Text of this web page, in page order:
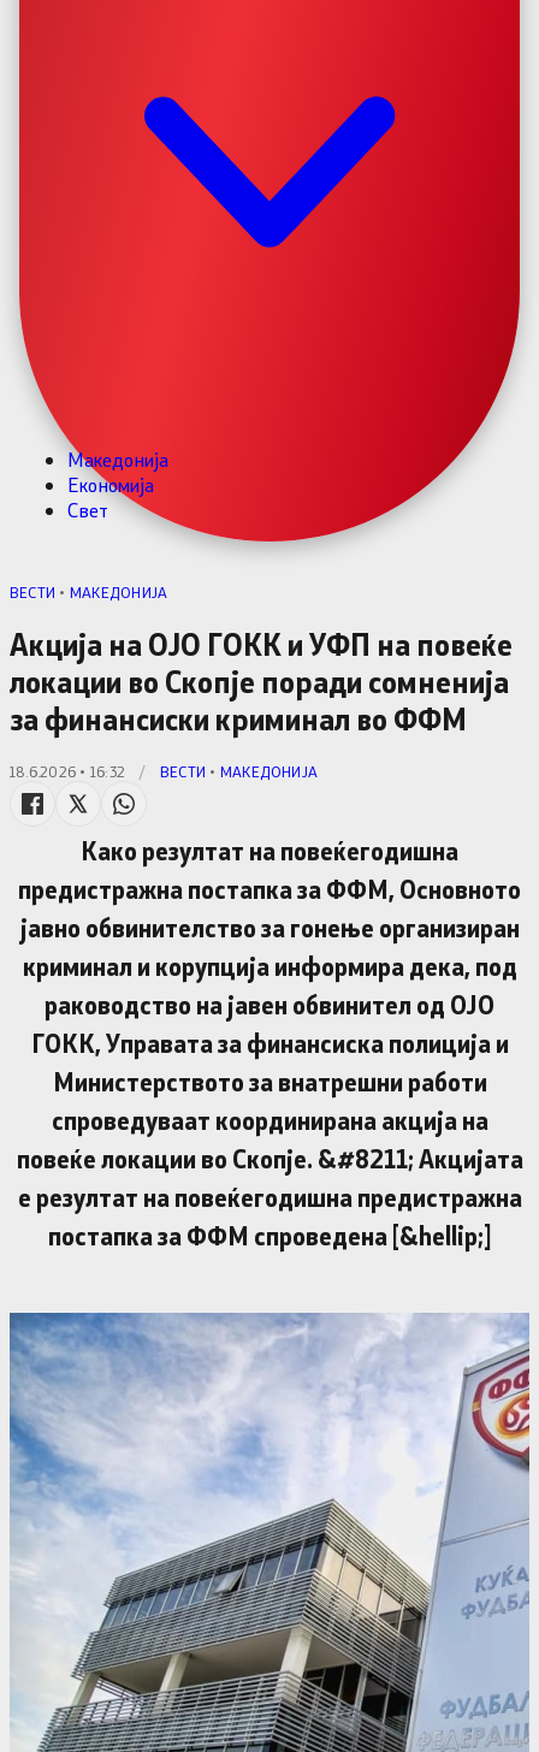
Македонија
Економија
Свет
ВЕСТИ • МАКЕДОНИЈА
Акција на ОЈО ГОКК и УФП на повеќе
локации во Скопје поради сомненија
за финансиски криминал во ФФМ
18.6.2026 • 16:32 / ВЕСТИ • МАКЕДОНИЈА
Како резултат на повеќегодишна
предистражна постапка за ФФМ, Основното
јавно обвинителство за гонење организиран
криминал и корупција информира дека, под
раководство на јавен обвинител од ОЈО
ГОКК, Управата за финансиска полиција и
Министерството за внатрешни работи
спроведуваат координирана акција на
повеќе локации во Скопје. &#8211; Акцијата
е резултат на повеќегодишна предистражна
постапка за ФФМ спроведена [&hellip;]